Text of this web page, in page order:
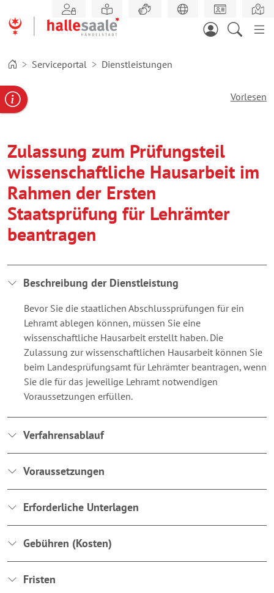
Hauptinhalt
springen
Behördennummer
Serviceportal Dienstleistungen
Vorlesen
Zulassung zum Prüfungsteil
wissenschaftliche Hausarbeit im
Rahmen der Ersten
Staatsprüfung für Lehrämter
beantragen
Beschreibung der Dienstleistung
Bevor Sie die staatlichen Abschlussprüfungen für ein
Lehramt ablegen können, müssen Sie eine
wissenschaftliche Hausarbeit erstellt haben. Die
Zulassung zur wissenschaftlichen Hausarbeit können Sie
beim Landesprüfungsamt für Lehrämter beantragen, wenn
Sie die für das jeweilige Lehramt notwendigen
Voraussetzungen erfüllen.
Verfahrensablauf
Voraussetzungen
Erforderliche Unterlagen
Gebühren (Kosten)
Fristen